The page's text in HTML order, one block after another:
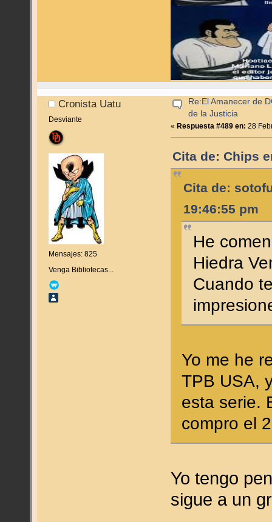
Cronista Uatu
Desviante
Mensajes: 825
Venga Bibliotecas...
Re:El Amanecer de
de la Justicia
«Respuesta #489 en: 28
Cita de: Chips
Cita de:
19:46:55 pm
He
Hiedra
Cuando
Yo me he
TPB USA,
esta serie.
compro el
Yo tengo
sigue a un